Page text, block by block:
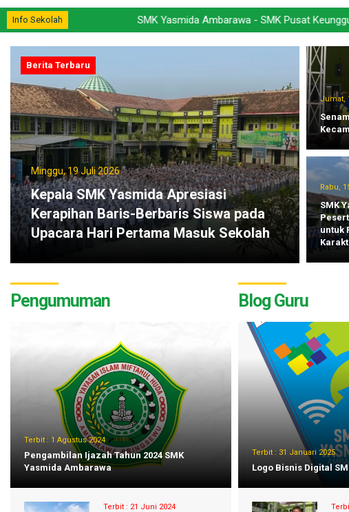
Info Sekolah
Yasmida Ambarawa - SMK Pusat Keunggulan - Center of Excellence
Berita Terbaru
Minggu, 19 Juli 2026
Kepala SMK Yasmida Apresiasi
Kerapihan Baris-Berbaris Siswa pada
Upacara Hari Pertama Masuk Sekolah
Jumat,
Rabu,
SMK
untuk
Pengumuman
Terbit : 1 Agustus 2024
Pengambilan Ijazah Tahun 2024 SMK
Yasmida Ambarawa
Terbit : 21 Juni 2024
Blog Guru
Terbit : 31 Januari 2025
Logo Bisnis Digital